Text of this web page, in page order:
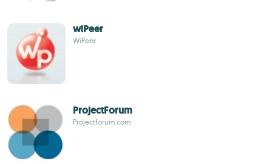
wiPeer
WiPeer
ProjectForum
Projectforum.com